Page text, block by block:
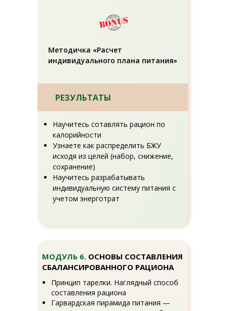
Принцип тарелки. Наглядный способ
составления рациона
Гарвардская пирамида питания —
МОДУЛЬ 6. ОСНОВЫ СОСТАВЛЕНИЯ
СБАЛАНСИРОВАННОГО РАЦИОНА
Научитесь сотавлять рацион по
калорийности
Узнаете как распределить БЖУ
исходя из целей (набор, снижение,
сохранение)
Научитесь разрабатывать
индивидуальную систему питания с
учетом энерготрат
РЕЗУЛЬТАТЫ
Методичка «Расчет
индивидуального плана питания»